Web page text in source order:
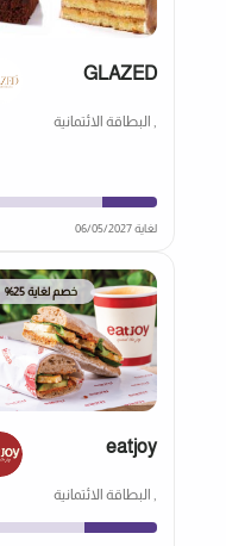
GLAZED
, البطاقة الائتمانية
لغاية 06/05/2027
خصم لغاية 25%
eatjoy
, البطاقة الائتمانية